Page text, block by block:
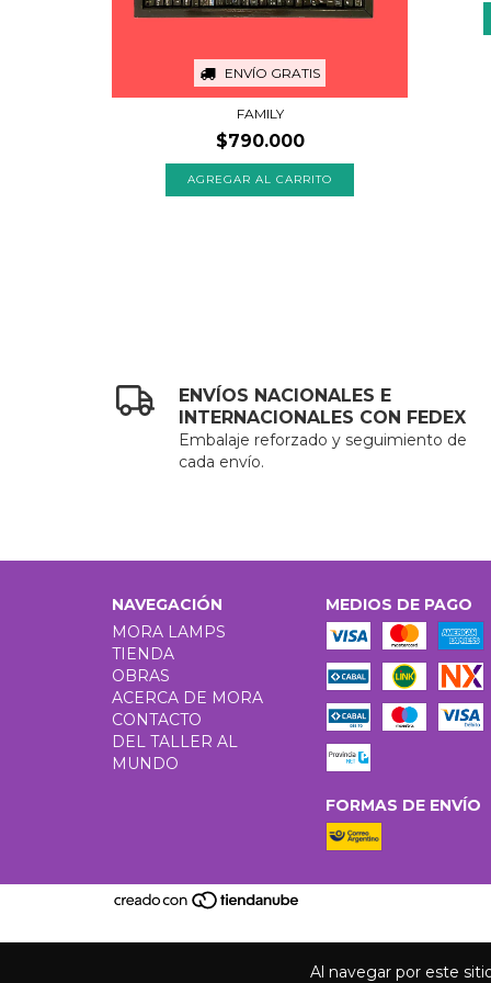
Al navegar por este
ENVÍO GRATIS
FAMILY
$790.000
ENVÍOS NACIONALES E
INTERNACIONALES CON FEDEX
Embalaje reforzado y seguimiento de
cada envío.
NAVEGACIÓN
MORA LAMPS
TIENDA
OBRAS
ACERCA DE MORA
CONTACTO
DEL TALLER AL
MUNDO
MEDIOS DE PAGO
FORMAS DE ENVÍO